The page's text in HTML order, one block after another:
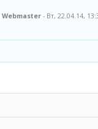
Webmaster - Вт, 22.04.14,